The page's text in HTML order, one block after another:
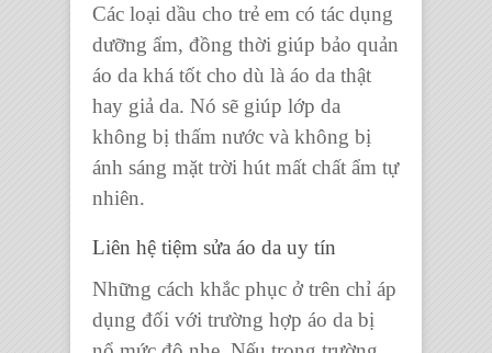
Các loại dầu cho trẻ em có tác dụng
dưỡng ẩm, đồng thời giúp bảo quản
áo da khá tốt cho dù là áo da thật
hay giả da. Nó sẽ giúp lớp da
không bị thấm nước và không bị
ánh sáng mặt trời hút mất chất ẩm tự
nhiên.
Liên hệ tiệm sửa áo da uy tín
Những cách khắc phục ở trên chỉ áp
dụng đối với trường hợp áo da bị